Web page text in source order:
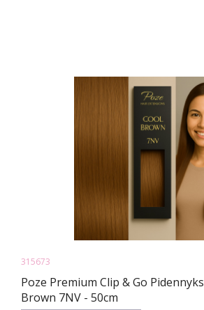
315673
Poze Premium Clip & Go
Brown 7NV - 50cm